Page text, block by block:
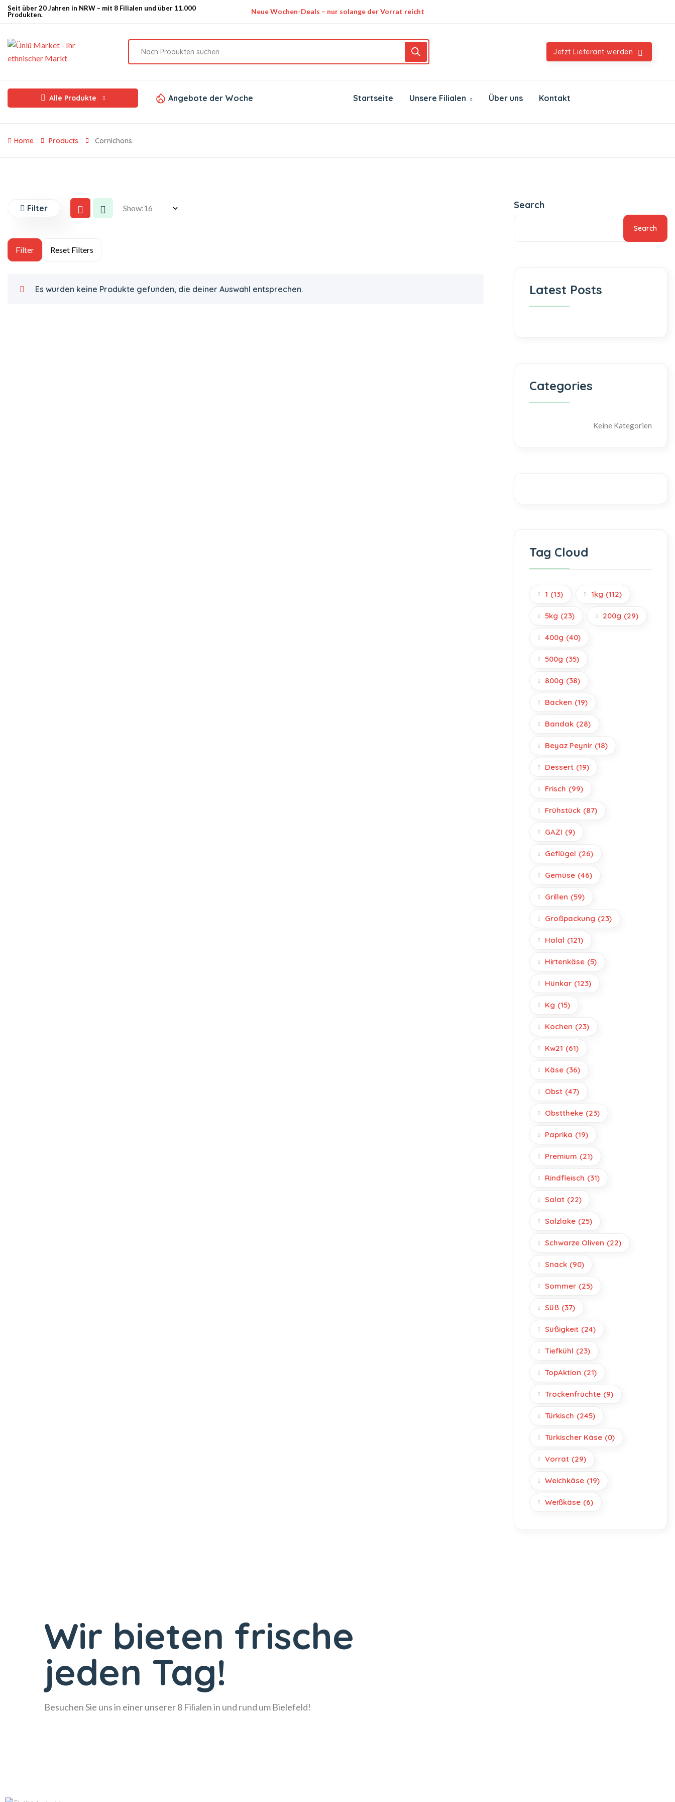
Seit über 20 Jahren in NRW – mit 8 Filialen und über 11.000
Produkten.
Neue Wochen-Deals – nur solange der Vorrat reicht
Jetzt Lieferant werden
Alle Produkte Angebote der Woche Startseite Unsere Filialen Über uns Kontakt
Home Products Cornichons
Filter Show:
Es wurden keine Produkte gefunden, die deiner Auswahl entsprechen.
Search
Search
Latest Posts
Categories
Keine Kategorien
Tag Cloud
1 (13) 1kg (112)
5kg (23) 200g (29)
400g (40)
500g (35)
800g (38)
Backen (19)
Bandak (28)
Beyaz Peynir (18)
Dessert (19)
Frisch (99)
Frühstück (87)
GAZI (9)
Geflügel (26)
Gemüse (46)
Grillen (59)
Großpackung (23)
Halal (121)
Hirtenkäse (5)
Hünkar (123)
Kg (15)
Kochen (23)
Kw21 (61)
Käse (36)
Obst (47)
Obsttheke (23)
Paprika (19)
Premium (21)
Rindfleisch (31)
Salat (22)
Salzlake (25)
Schwarze Oliven (22)
Snack (90)
Sommer (25)
Süß (37)
Süßigkeit (24)
Tiefkühl (23)
TopAktion (21)
Trockenfrüchte (9)
Türkisch (245)
Türkischer Käse (0)
Vorrat (29)
Weichkäse (19)
Weißkäse (6)
Wir bieten frische
jeden Tag!
Besuchen Sie uns in einer unserer 8 Filialen in und rund um Bielefeld!